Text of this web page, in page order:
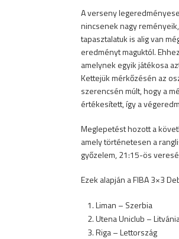
A verseny
nincsenek nagy
tapasztalatuk is alig van
eredményt maguktól.
amelynek egyik játékosa
Kettejük mérkőzésén az
szerencsén múlt, hogy a
értékesített, így a
Meglepetést hozott a
amely történetesen a
győzelem, 21:15-ös
Ezek alapján a FIBA 3×3
Liman – Szerbia
Utena Uniclub –
Riga – Lettország